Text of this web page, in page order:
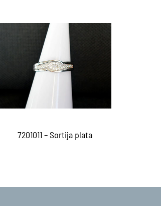
7201011 – Sortija plata